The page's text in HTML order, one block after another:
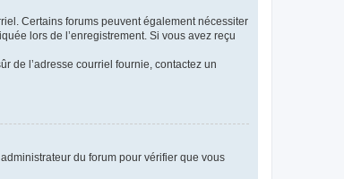
Certains forums peuvent également nécessiter
lors de l’enregistrement. Si vous avez reçu
de l’adresse courriel fournie, contactez un
du forum pour vérifier que vous